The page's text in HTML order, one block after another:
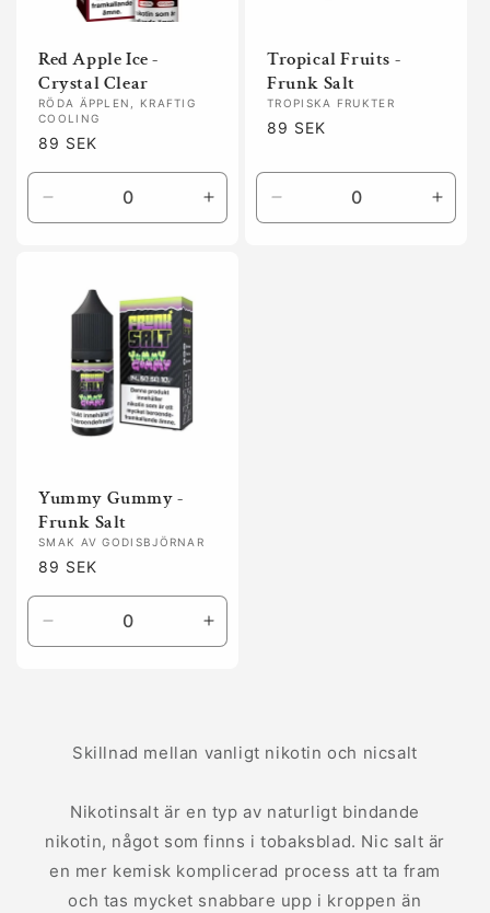
Red Apple Ice -
Crystal Clear
RÖDA ÄPPLEN, KRAFTIG
COOLING
Ordinarie
89 SEK
kvantitet
Title
Öka
kvantitet
Tropical Fruits -
Frunk Salt
TROPISKA FRUKTER
Ordinarie
89 SEK
kvantitet
Öka
Yummy Gummy -
Frunk Salt
SMAK AV GODISBJÖRNAR
Ordinarie
89 SEK
kvantitet
Öka
kvantitet
Skillnad mellan vanligt nikotin och nicsalt
Nikotinsalt är en typ av naturligt bindande
nikotin, något som finns i tobaksblad. Nic salt är
en mer kemisk komplicerad process att ta fram
och tas mycket snabbare upp i kroppen än